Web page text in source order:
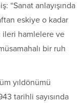
“Sanat anlayışında
eskiye o kadar
ileri hamlelere ve
bir ruh
yıldönümü
tarihli sayısında